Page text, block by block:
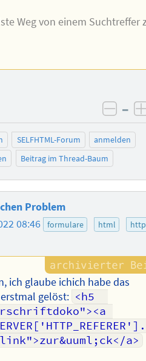
Weg von einem Suchtreffer
–
SELFHTML-Forum
anmelden
Beitrag im Thread-Baum
Problem
08:46 formulare html
ich glaube ichich habe das
gelöst: <h5
a>